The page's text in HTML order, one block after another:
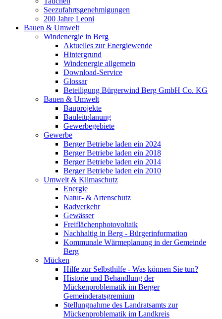
Seezufahrtsgenehmigungen
200 Jahre Leoni
Bauen & Umwelt
Windenergie in Berg
Aktuelles zur Energiewende
Hintergrund
Windenergie allgemein
Download-Service
Glossar
Beteiligung Bürgerwind Berg GmbH Co. KG
Bauen & Umwelt
Bauprojekte
Bauleitplanung
Gewerbegebiete
Gewerbe
Berger Betriebe laden ein 2024
Berger Betriebe laden ein 2018
Berger Betriebe laden ein 2014
Berger Betriebe laden ein 2010
Umwelt & Klimaschutz
Energie
Natur- & Artenschutz
Radverkehr
Gewässer
Freiflächenphotovoltaik
Nachhaltig in Berg - Bürgerinformation
Kommunale Wärmeplanung in der Gemeinde
Berg
Mücken
Hilfe zur Selbsthilfe - Was können Sie tun?
Historie und Behandlung der
Mückenproblematik im Berger
Gemeinderatsgremium
Stellungnahme des Landratsamts zur
Mückenproblematik im Landkreis